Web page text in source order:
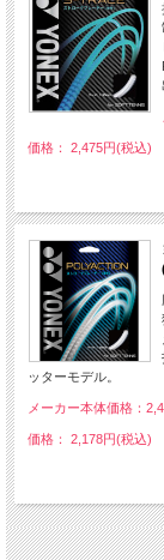
価格： 2,475円(税込)
ッターモデル。
メーカー本体価格：
価格： 2,178円(税込)